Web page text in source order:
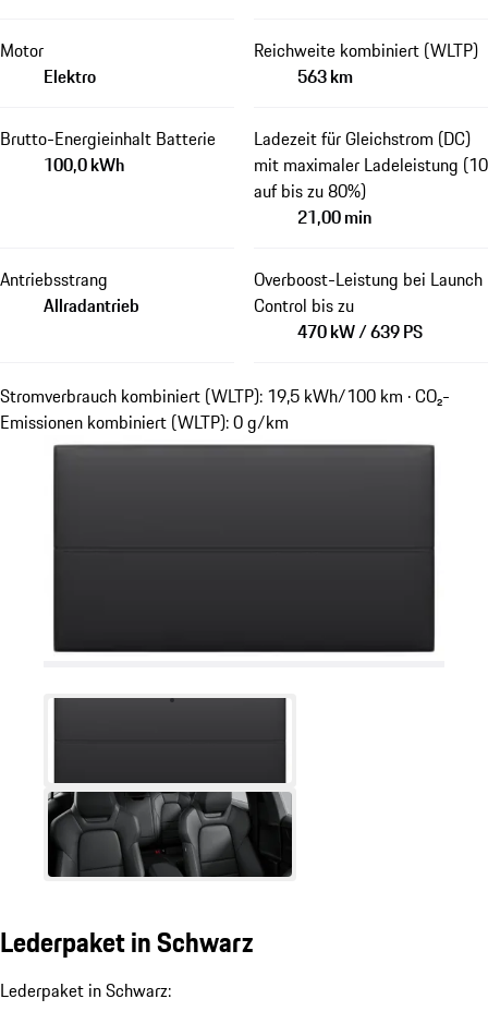
Motor
Elektro
Reichweite kombiniert (WLTP)
563 km
Brutto-Energieinhalt Batterie
100,0 kWh
Ladezeit für Gleichstrom (DC)
mit maximaler Ladeleistung (10
auf bis zu 80%)
21,00 min
Antriebsstrang
Allradantrieb
Overboost-Leistung bei Launch
Control bis zu
470 kW / 639 PS
Stromverbrauch kombiniert (WLTP): 19,5 kWh/100 km · CO₂-
Emissionen kombiniert (WLTP): 0 g/km
Lederpaket in Schwarz
Lederpaket in Schwarz: